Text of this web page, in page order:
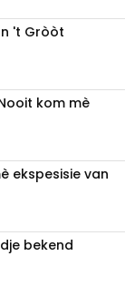
't Gròòt
kom mè
ekspesisie van
bekend